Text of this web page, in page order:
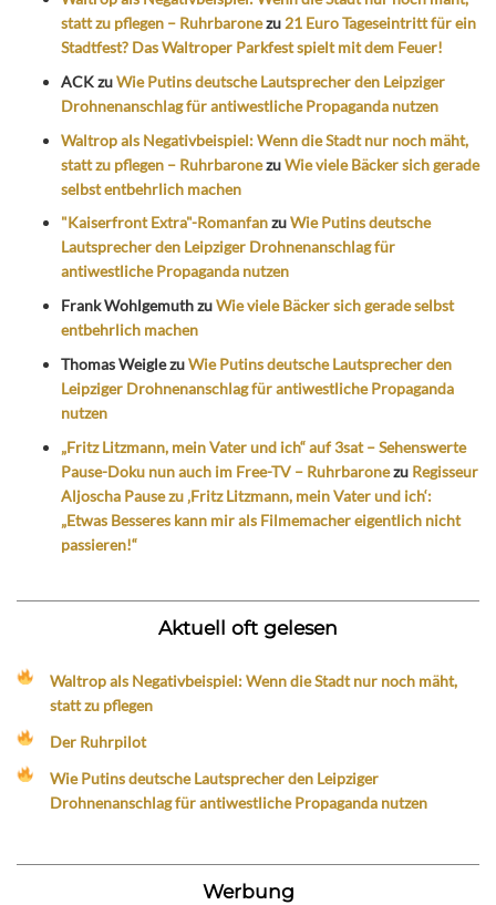
statt zu pflegen – Ruhrbaronezu 21 Euro Tageseintritt für ein
Stadtfest? Das Waltroper Parkfest spielt mit dem Feuer!
ACKzuWie Putins deutsche Lautsprecher den Leipziger
Drohnenanschlag für antiwestliche Propaganda nutzen
Waltrop als Negativbeispiel: Wenn die Stadt nur noch mäht,
statt zu pflegen – RuhrbaronezuWie viele Bäcker sich gerade
selbst entbehrlich machen
"Kaiserfront Extra"-RomanfanzuWie Putins deutsche
Lautsprecher den Leipziger Drohnenanschlag für
antiwestliche Propaganda nutzen
Frank WohlgemuthzuWie viele Bäcker sich gerade selbst
entbehrlich machen
Thomas WeiglezuWie Putins deutsche Lautsprecher den
Leipziger Drohnenanschlag für antiwestliche Propaganda
nutzen
„Fritz Litzmann, mein Vater und ich“ auf 3sat – Sehenswerte
Pause-Doku nun auch im Free-TV – Ruhrbaronezu Regisseur
Aljoscha Pause zu ‚Fritz Litzmann, mein Vater und ich‘:
„Etwas Besseres kann mir als Filmemacher eigentlich nicht
passieren!“
Aktuell oft gelesen
Waltrop als Negativbeispiel: Wenn die Stadt nur noch mäht,
statt zu pflegen
Der Ruhrpilot
Wie Putins deutsche Lautsprecher den Leipziger
Drohnenanschlag für antiwestliche Propaganda nutzen
Werbung